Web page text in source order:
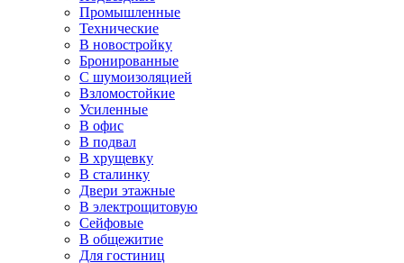
Промышленные
Технические
В новостройку
Бронированные
С шумоизоляцией
Взломостойкие
Усиленные
В офис
В подвал
В хрущевку
В сталинку
Двери этажные
В электрощитовую
Сейфовые
В общежитие
Для гостиниц